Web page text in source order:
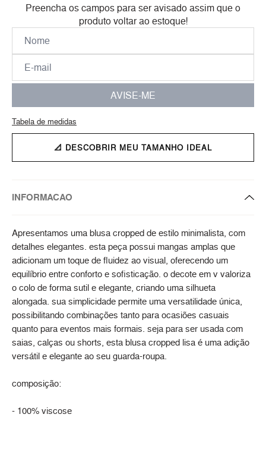
Preencha os campos para ser avisado assim que o
produto voltar ao estoque!
AVISE-ME
Tabela de medidas
📐 DESCOBRIR MEU TAMANHO IDEAL
INFORMACAO
Apresentamos uma blusa cropped de estilo minimalista, com
detalhes elegantes. esta peça possui mangas amplas que
adicionam um toque de fluidez ao visual, oferecendo um
equilíbrio entre conforto e sofisticação. o decote em v valoriza
o colo de forma sutil e elegante, criando uma silhueta
alongada. sua simplicidade permite uma versatilidade única,
possibilitando combinações tanto para ocasiões casuais
quanto para eventos mais formais. seja para ser usada com
saias, calças ou shorts, esta blusa cropped lisa é uma adição
versátil e elegante ao seu guarda-roupa.
composição:
- 100% viscose